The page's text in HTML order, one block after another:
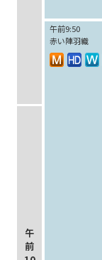
午前9:50
赤い陣羽織
午
前